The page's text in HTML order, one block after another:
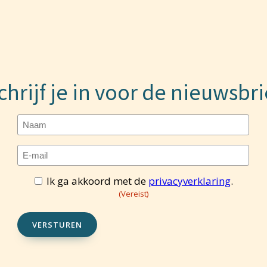
je in voor de
Naam
E-
Toestemming(Vereist)
Ik ga akkoord met de privacyverklaring.
(Vereist)
VERSTUREN